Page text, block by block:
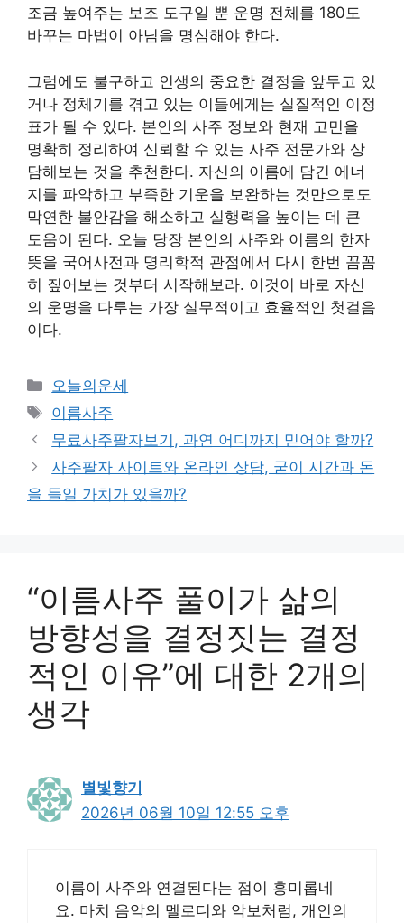
조금 높여주는 보조 도구일 뿐 운명 전체를 180도
바꾸는 마법이 아님을 명심해야 한다.
그럼에도 불구하고 인생의 중요한 결정을 앞두고 있
거나 정체기를 겪고 있는 이들에게는 실질적인 이정
표가 될 수 있다. 본인의 사주 정보와 현재 고민을
명확히 정리하여 신뢰할 수 있는 사주 전문가와 상
담해보는 것을 추천한다. 자신의 이름에 담긴 에너
지를 파악하고 부족한 기운을 보완하는 것만으로도
막연한 불안감을 해소하고 실행력을 높이는 데 큰
도움이 된다. 오늘 당장 본인의 사주와 이름의 한자
뜻을 국어사전과 명리학적 관점에서 다시 한번 꼼꼼
히 짚어보는 것부터 시작해보라. 이것이 바로 자신
의 운명을 다루는 가장 실무적이고 효율적인 첫걸음
이다.
카
테
고
리
오늘의운세
태
그
이름사주
무료사주팔자보기, 과연 어디까지 믿어야 할까?
사주팔자 사이트와 온라인 상담, 굳이 시간과 돈
을 들일 가치가 있을까?
“이름사주 풀이가 삶의
방향성을 결정짓는 결정
적인 이유”에 대한 2개의
생각
별빛향기
2026년 06월 10일 12:55 오후
이름이 사주와 연결된다는 점이 흥미롭네
요. 마치 음악의 멜로디와 악보처럼, 개인의